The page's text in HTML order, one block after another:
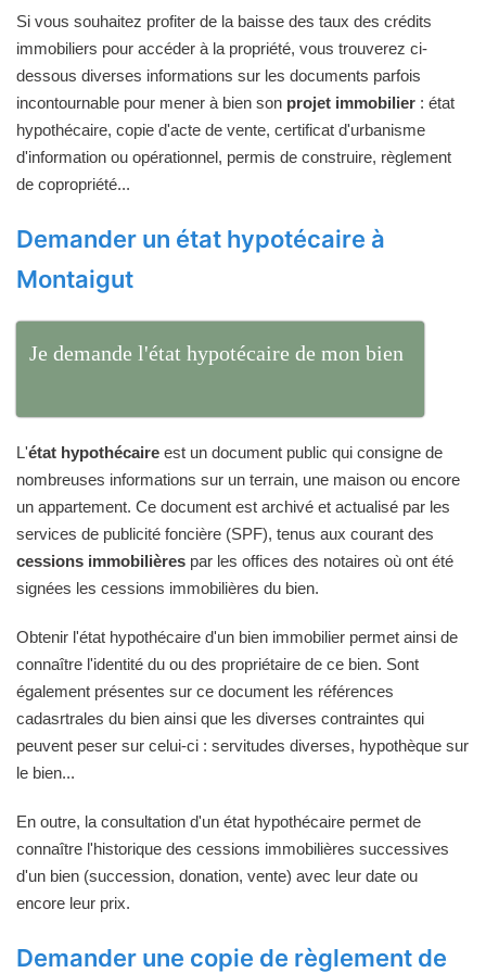
Si vous souhaitez profiter de la baisse des taux des crédits
immobiliers pour accéder à la propriété, vous trouverez ci-
dessous diverses informations sur les documents parfois
incontournable pour mener à bien son projet immobilier : état
hypothécaire, copie d'acte de vente, certificat d'urbanisme
d'information ou opérationnel, permis de construire, règlement
de copropriété...
Demander un état hypotécaire à
Montaigut
Je demande l'état hypotécaire de mon bien
L'état hypothécaire est un document public qui consigne de
nombreuses informations sur un terrain, une maison ou encore
un appartement. Ce document est archivé et actualisé par les
services de publicité foncière (SPF), tenus aux courant des
cessions immobilières par les offices des notaires où ont été
signées les cessions immobilières du bien.
Obtenir l'état hypothécaire d'un bien immobilier permet ainsi de
connaître l'identité du ou des propriétaire de ce bien. Sont
également présentes sur ce document les références
cadasrtrales du bien ainsi que les diverses contraintes qui
peuvent peser sur celui-ci : servitudes diverses, hypothèque sur
le bien...
En outre, la consultation d'un état hypothécaire permet de
connaître l'historique des cessions immobilières successives
d'un bien (succession, donation, vente) avec leur date ou
encore leur prix.
Demander une copie de règlement de